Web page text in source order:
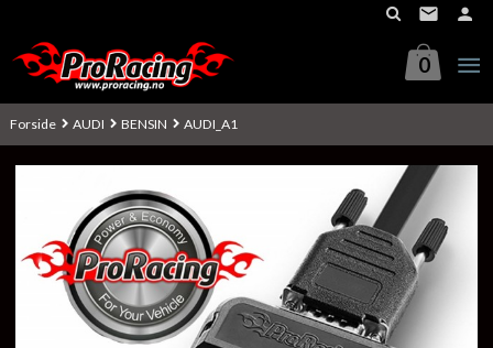
innholdet
0
Forside AUDI BENSIN AUDI_A1